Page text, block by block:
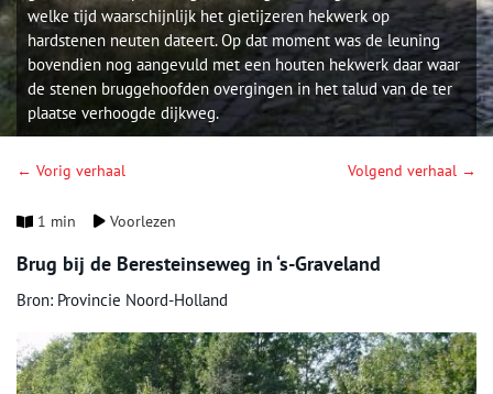
welke tijd waarschijnlijk het gietijzeren hekwerk op
hardstenen neuten dateert. Op dat moment was de leuning
bovendien nog aangevuld met een houten hekwerk daar waar
de stenen bruggehoofden overgingen in het talud van de ter
plaatse verhoogde dijkweg.
← Vorig verhaal Volgend verhaal →
1 min Voorlezen
Brug bij de Beresteinseweg in ‘s-Graveland
Bron: Provincie Noord-Holland